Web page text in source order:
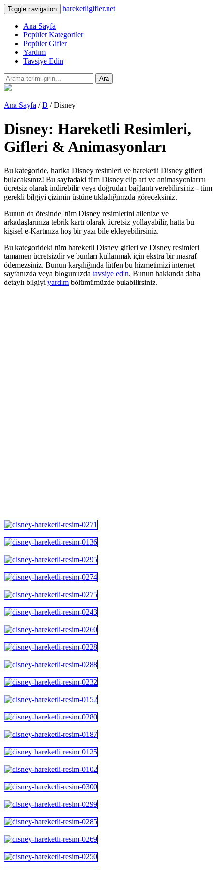
Toggle navigation hareketligifler.net
Ana Sayfa
Popüler Kategoriler
Popüler Gifler
Yardım
Tavsiye Edin
Ara
Ana Sayfa /D / Disney
Disney: Hareketli Resimleri,
Gifleri & Animasyonları
Bu kategoride, harika Disney resimleri ve hareketli Disney gifleri
bulacaksınız! Bu sayfadaki tüm Disney clip art ve animasyonlarını
ücretsiz olarak indirebilir veya doğrudan bağlantı verebilirsiniz - tüm
gerekli bilgiyi çizimin üstüne tıkladığınızda göreceksiniz.
Bunun da ötesinde, tüm Disney resimlerini ailenize ve
arkadaşlarınıza tebrik kartı olarak ücretsiz yollayabilir, hatta bu
kişisel e-Kartınıza hoş bir yazı bile ekleyebilirsiniz.
Bu kategorideki tüm hareketli Disney gifleri ve Disney resimleri
tamamen ücretsizdir ve bunları kullanmak için ekstra bir masraf
ödemezsiniz. Bunun karşılığında lütfen bu hizmetimizi internet
sayfanızda veya blogunuzda tavsiye edin. Bunun hakkında daha
detaylı bilgiyi yardım bölümümüzde bulabilirsiniz.